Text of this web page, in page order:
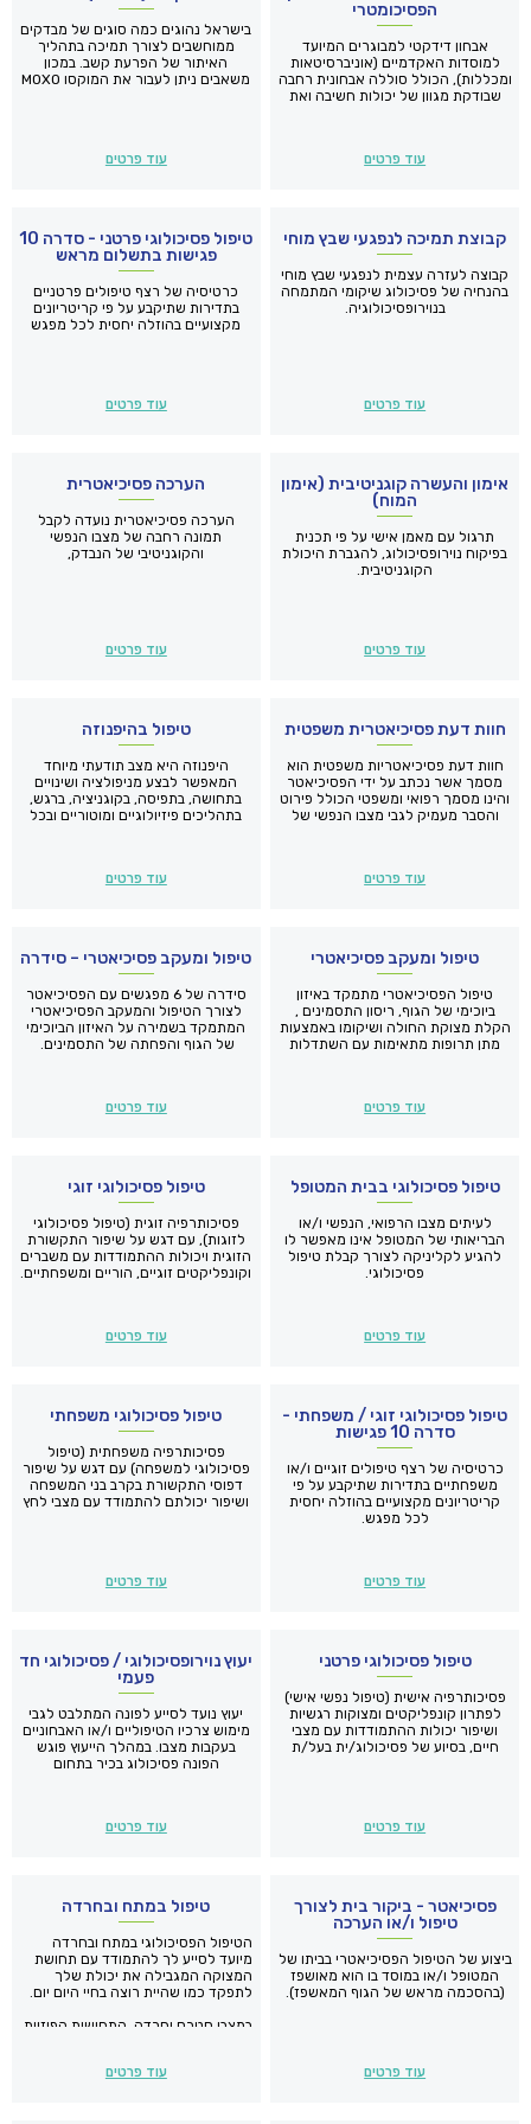
הפסיכומטרי
אבחון דידקטי למבוגרים המיועד
למוסדות האקדמיים (אוניברסיטאות
ומכללות), הכולל סוללה אבחונית רחבה
שבודקת מגוון של יכולות חשיבה ואת
עוד פרטים
בישראל נהוגים כמה סוגים של מבדקים
ממוחשבים לצורך תמיכה בתהליך
האיתור של הפרעת קשב. במכון
משאבים ניתן לעבור את המוקסו MOXO
תשלום סמלית).
עוד פרטים
קבוצת תמיכה לנפגעי שבץ מוחי
קבוצה לעזרה עצמית לנפגעי שבץ מוחי
בהנחיה של פסיכולוג שיקומי המתמחה
בנוירופסיכולוגיה.
עוד פרטים
טיפול פסיכולוגי פרטני - סדרה 10
פגישות בתשלום מראש
כרטיסיה של רצף טיפולים פרטניים
בתדירות שתיקבע על פי קריטריונים
מקצועיים בהוזלה יחסית לכל מפגש
עוד פרטים
אימון והעשרה קוגניטיבית (אימון
המוח)
תרגול עם מאמן אישי על פי תכנית
בפיקוח נוירופסיכולוג, להגברת היכולת
הקוגניטיבית.
עוד פרטים
הערכה פסיכיאטרית
הערכה פסיכיאטרית נועדה לקבל
תמונה רחבה של מצבו הנפשי
והקוגניטיבי של הנבדק,
עוד פרטים
חוות דעת פסיכיאטרית משפטית
חוות דעת פסיכיאטריות משפטית הוא
מסמך אשר נכתב על ידי הפסיכיאטר
והינו מסמך רפואי ומשפטי הכולל פירוט
והסבר מעמיק לגבי מצבו הנפשי של
עוד פרטים
טיפול בהיפנוזה
היפנוזה היא מצב תודעתי מיוחד
המאפשר לבצע מניפולציה ושינויים
בתחושה, בתפיסה, בקוגניציה, ברגש,
בתהליכים פיזיולוגיים ומוטוריים ובכל
עוד פרטים
טיפול ומעקב פסיכיאטרי
טיפול הפסיכיאטרי מתמקד באיזון
ביוכימי של הגוף, ריסון התסמינים ,
הקלת מצוקת החולה ושיקומו באמצעות
מתן תרופות מתאימות עם השתדלות
עוד פרטים
טיפול ומעקב פסיכיאטרי – סידרה
סידרה של 6 מפגשים עם הפסיכיאטר
לצורך הטיפול והמעקב הפסיכיאטרי
המתמקד בשמירה על האיזון הביוכימי
של הגוף והפחתה של התסמינים.
עוד פרטים
טיפול פסיכולוגי בבית המטופל
לעיתים מצבו הרפואי, הנפשי ו/או
הבריאותי של המטופל אינו מאפשר לו
להגיע לקליניקה לצורך קבלת טיפול
פסיכולוגי.
עוד פרטים
טיפול פסיכולוגי זוגי
פסיכותרפיה זוגית (טיפול פסיכולוגי
לזוגות), עם דגש על שיפור התקשורת
הזוגית ויכולות ההתמודדות עם משברים
וקונפליקטים זוגיים, הוריים ומשפחתיים.
עוד פרטים
טיפול פסיכולוגי זוגי / משפחתי -
סדרה 10 פגישות
כרטיסיה של רצף טיפולים זוגיים ו/או
משפחתיים בתדירות שתיקבע על פי
קריטריונים מקצועיים בהוזלה יחסית
לכל מפגש.
עוד פרטים
טיפול פסיכולוגי משפחתי
פסיכותרפיה משפחתית (טיפול
פסיכולוגי למשפחה) עם דגש על שיפור
דפוסי התקשורת בקרב בני המשפחה
ושיפור יכולתם להתמודד עם מצבי לחץ
עוד פרטים
טיפול פסיכולוגי פרטני
פסיכותרפיה אישית (טיפול נפשי אישי)
לפתרון קונפליקטים ומצוקות רגשיות
ושיפור יכולות ההתמודדות עם מצבי
חיים, בסיוע של פסיכולוג/ית בעל/ת
עוד פרטים
יעוץ נוירופסיכולוגי / פסיכולוגי חד
פעמי
יעוץ נועד לסייע לפונה המתלבט לגבי
מימוש צרכיו הטיפוליים ו/או האבחוניים
בעקבות מצבו. במהלך הייעוץ פוגש
הפונה פסיכולוג בכיר בתחום
עוד פרטים
פסיכיאטר - ביקור בית לצורך
טיפול ו/או הערכה
ביצוע של הטיפול הפסיכיאטרי בביתו של
המטופל ו/או במוסד בו הוא מאושפז
(בהסכמה מראש של הגוף המאשפז).
עוד פרטים
טיפול במתח ובחרדה
הטיפול הפסיכולוגי במתח ובחרדה
מיועד לסייע לך להתמודד עם תחושת
המצוקה המגבילה את יכולת שלך
לתפקד כמו שהיית רוצה בחיי היום יום.
במצבי סטרס וחרדה, התחושות הפיזיות
גורמת לצמצום הולך וגדל של התפקוד
עוד פרטים